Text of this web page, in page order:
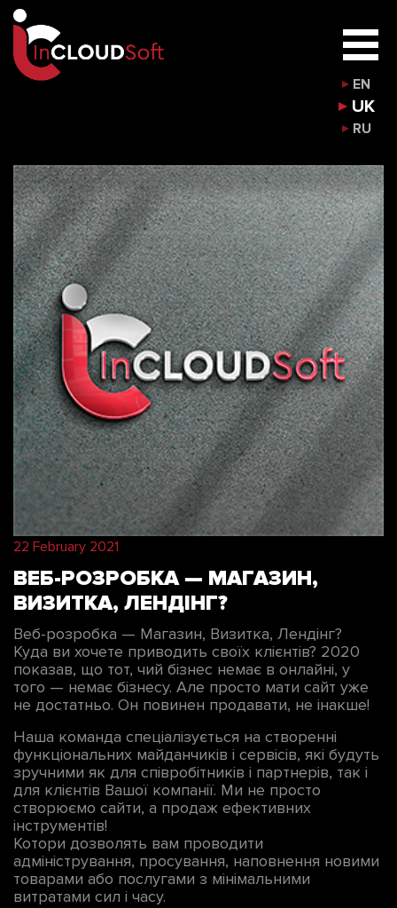
UK
EN
RU
22 February 2021
ВЕБ-РОЗРОБКА — МАГАЗИН,
ВИЗИТКА, ЛЕНДІНГ?
Веб-розробка — Магазин, Визитка, Лендінг?
Куда ви хочете приводить своїх клієнтів? 2020
показав, що тот, чий бізнес немає в онлайні, у
того — немає бізнесу. Але просто мати сайт уже
не достатньо. Он повинен продавати, не інакше!
Наша команда спеціалізується на створенні
функціональних майданчиків і сервісів, які будуть
зручними як для співробітників і партнерів, так і
для клієнтів Вашої компанії. Ми не просто
створюємо сайти, а продаж ефективних
інструментів!
Котори дозволять вам проводити
адміністрування, просування, наповнення новими
товарами або послугами з мінімальними
витратами сил і часу.